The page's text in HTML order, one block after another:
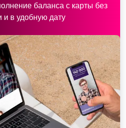
баланса с карты без
и в удобную дату